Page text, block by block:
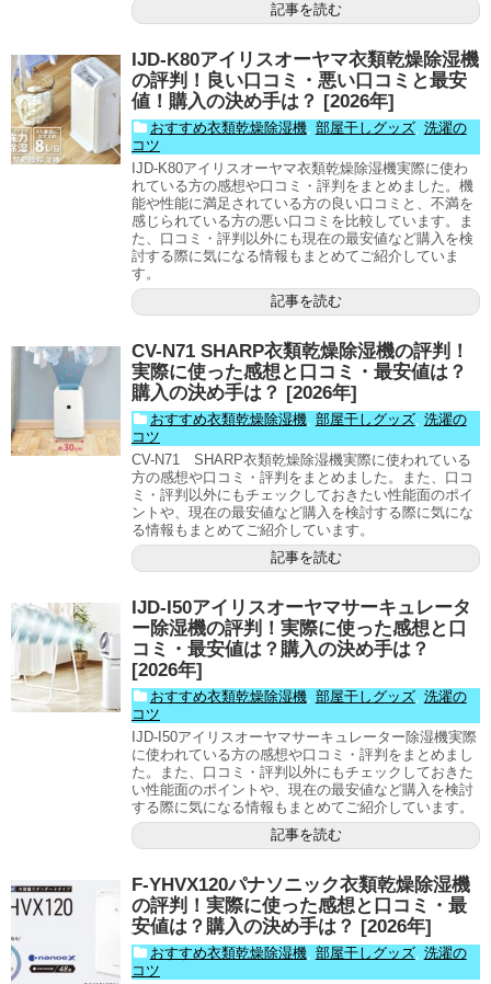
記事を読む
IJD-K80アイリスオーヤマ衣類乾燥除湿機
の評判！良い口コミ・悪い口コミと最安
値！購入の決め手は？ [2026年]
おすすめ衣類乾燥除湿機, 部屋干しグッズ, 洗濯の
コツ
IJD-K80アイリスオーヤマ衣類乾燥除湿機実際に使わ
れている方の感想や口コミ・評判をまとめました。機
能や性能に満足されている方の良い口コミと、不満を
感じられている方の悪い口コミを比較しています。ま
た、口コミ・評判以外にも現在の最安値など購入を検
討する際に気になる情報もまとめてご紹介していま
す。
記事を読む
CV-N71 SHARP衣類乾燥除湿機の評判！
実際に使った感想と口コミ・最安値は？
購入の決め手は？ [2026年]
おすすめ衣類乾燥除湿機, 部屋干しグッズ, 洗濯の
コツ
CV-N71 SHARP衣類乾燥除湿機実際に使われている
方の感想や口コミ・評判をまとめました。また、口コ
ミ・評判以外にもチェックしておきたい性能面のポイ
ントや、現在の最安値など購入を検討する際に気にな
る情報もまとめてご紹介しています。
記事を読む
IJD-I50アイリスオーヤマサーキュレータ
ー除湿機の評判！実際に使った感想と口
コミ・最安値は？購入の決め手は？
[2026年]
おすすめ衣類乾燥除湿機, 部屋干しグッズ, 洗濯の
コツ
IJD-I50アイリスオーヤマサーキュレーター除湿機実際
に使われている方の感想や口コミ・評判をまとめまし
た。また、口コミ・評判以外にもチェックしておきた
い性能面のポイントや、現在の最安値など購入を検討
する際に気になる情報もまとめてご紹介しています。
記事を読む
F-YHVX120パナソニック衣類乾燥除湿機
の評判！実際に使った感想と口コミ・最
安値は？購入の決め手は？ [2026年]
おすすめ衣類乾燥除湿機, 部屋干しグッズ, 洗濯の
コツ